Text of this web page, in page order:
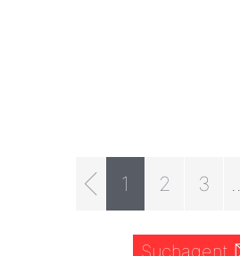
1 2 3
Suchagent